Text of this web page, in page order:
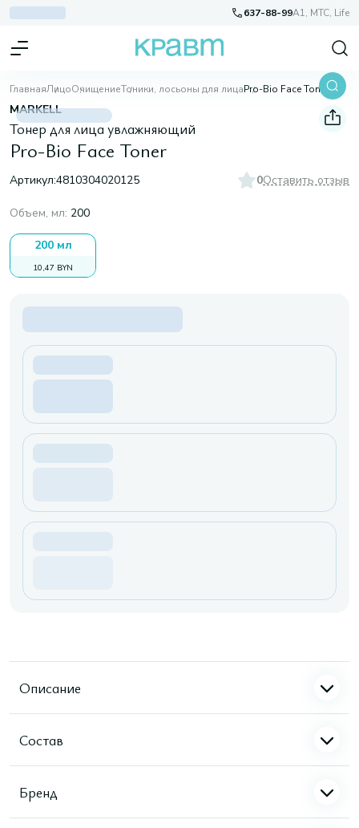
637-88-99A1, МТС, Life
ГлавнаяЛицоОчищениеТоники, лосьоны для лицаPro-Bio Face Toner
MARKELL
Тонер для лица увлажняющий
Pro-Bio Face Toner
Артикул:4810304020125 0Оставить отзыв
Объем, мл: 200
200 мл
10,47 BYN
Описание
Состав
Бренд